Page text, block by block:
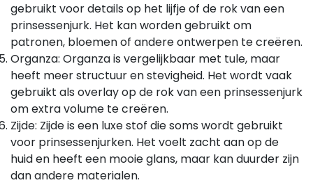
gebruikt voor details op het lijfje of de rok van een
prinsessenjurk. Het kan worden gebruikt om
patronen, bloemen of andere ontwerpen te creëren.
Organza: Organza is vergelijkbaar met tule, maar
heeft meer structuur en stevigheid. Het wordt vaak
gebruikt als overlay op de rok van een prinsessenjurk
om extra volume te creëren.
Zijde: Zijde is een luxe stof die soms wordt gebruikt
voor prinsessenjurken. Het voelt zacht aan op de
huid en heeft een mooie glans, maar kan duurder zijn
dan andere materialen.